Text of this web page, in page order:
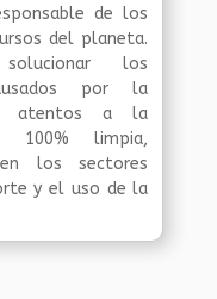
de los
del planeta.
los
por la
atentos a la
100% limpia,
los sectores
y el uso de la